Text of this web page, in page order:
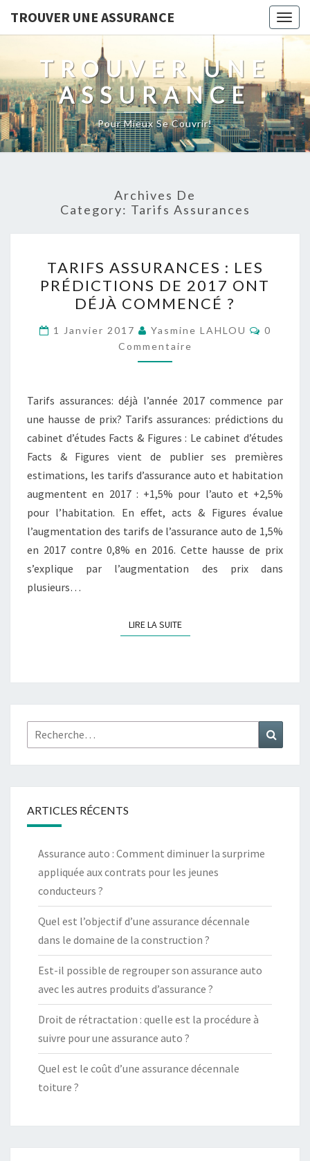
TROUVER UNE ASSURANCE
TROUVER UNE
ASSURANCE
Pour Mieux Se Couvrir!
Archives De
Category: Tarifs Assurances
ASSURANCES
LES
PRÉDICTIONS
DE
2017
DÉJÀ
COMMENCÉ
?
TARIFS ASSURANCES : LES
PRÉDICTIONS DE 2017 ONT
DÉJÀ COMMENCÉ ?
1 Janvier 2017 Yasmine LAHLOU
0
Commentaire
Tarifs assurances: déjà l’année 2017 commence par
une hausse de prix? Tarifs assurances: prédictions du
cabinet d’études Facts & Figures : Le cabinet d’études
Facts & Figures vient de publier ses premières
estimations, les tarifs d’assurance auto et habitation
augmentent en 2017 : +1,5% pour l’auto et +2,5%
pour l’habitation. En effet, acts & Figures évalue
l’augmentation des tarifs de l’assurance auto de 1,5%
en 2017 contre 0,8% en 2016. Cette hausse de prix
s’explique par l’augmentation des prix dans
plusieurs…
LIRE LA SUITELIRE LA SUITE
Rechercher :
ARTICLES RÉCENTS
Assurance auto : Comment diminuer la surprime
appliquée aux contrats pour les jeunes
conducteurs ?
Quel est l’objectif d’une assurance décennale
dans le domaine de la construction ?
Est-il possible de regrouper son assurance auto
avec les autres produits d’assurance ?
Droit de rétractation : quelle est la procédure à
suivre pour une assurance auto ?
Quel est le coût d’une assurance décennale
toiture ?